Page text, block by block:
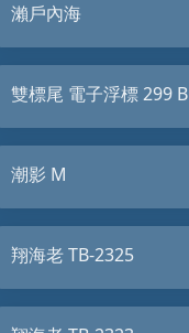
瀨戶內海
雙標尾 電子浮標 299 B
潮影 M
翔海老 TB-2325